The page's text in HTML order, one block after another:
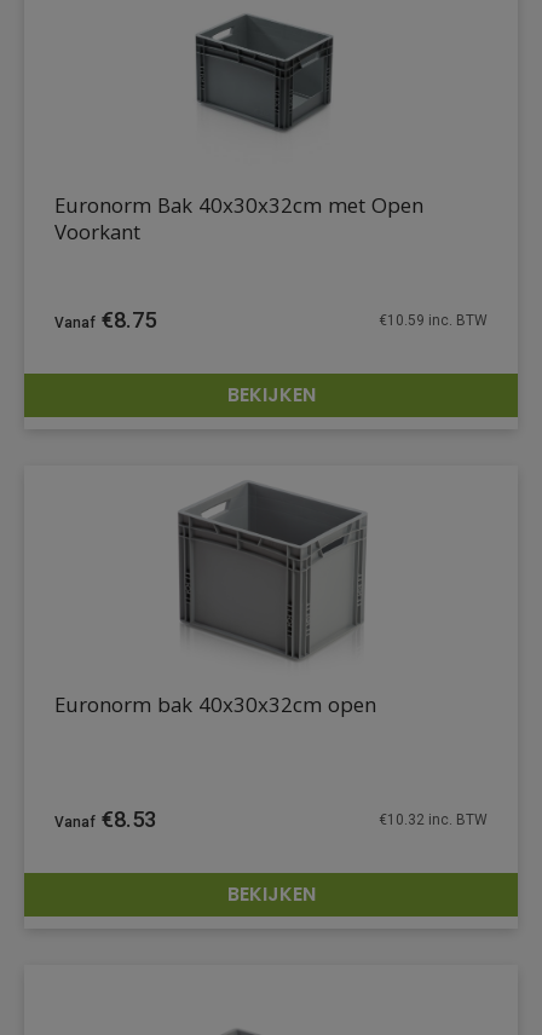
DETAILS
Euronorm Bak 40x30x32cm met Open
Voorkant
€8.75 €10.59 inc. BTW
BEKIJKEN
DETAILS
Euronorm bak 40x30x32cm open
€8.53 €10.32 inc. BTW
BEKIJKEN